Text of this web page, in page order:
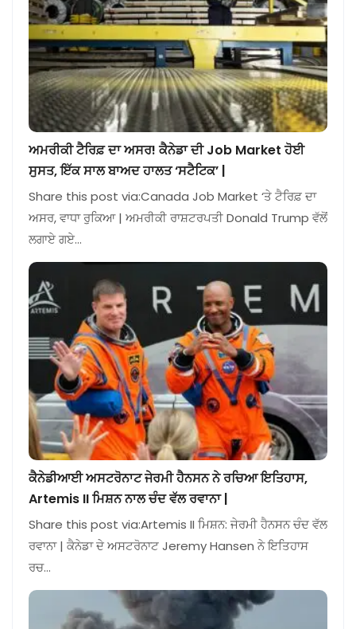
ਅਮਰੀਕੀ ਟੈਰਿਫ਼ ਦਾ ਅਸਰ! ਕੈਨੇਡਾ ਦੀ Job Market ਹੋਈ
ਸੁਸਤ, ਇੱਕ ਸਾਲ ਬਾਅਦ ਹਾਲਤ ‘ਸਟੈਟਿਕ’ |
Share this post via:Canada Job Market ‘ਤੇ ਟੈਰਿਫ਼ ਦਾ
ਅਸਰ, ਵਾਧਾ ਰੁਕਿਆ | ਅਮਰੀਕੀ ਰਾਸ਼ਟਰਪਤੀ Donald Trump ਵੱਲੋਂ
ਲਗਾਏ ਗਏ…
ਕੈਨੇਡੀਆਈ ਅਸਟਰੋਨਾਟ ਜੇਰਮੀ ਹੈਨਸਨ ਨੇ ਰਚਿਆ ਇਤਿਹਾਸ,
Artemis II ਮਿਸ਼ਨ ਨਾਲ ਚੰਦ ਵੱਲ ਰਵਾਨਾ |
Share this post via:Artemis II ਮਿਸ਼ਨ: ਜੇਰਮੀ ਹੈਨਸਨ ਚੰਦ ਵੱਲ
ਰਵਾਨਾ | ਕੈਨੇਡਾ ਦੇ ਅਸਟਰੋਨਾਟ Jeremy Hansen ਨੇ ਇਤਿਹਾਸ
ਰਚ…